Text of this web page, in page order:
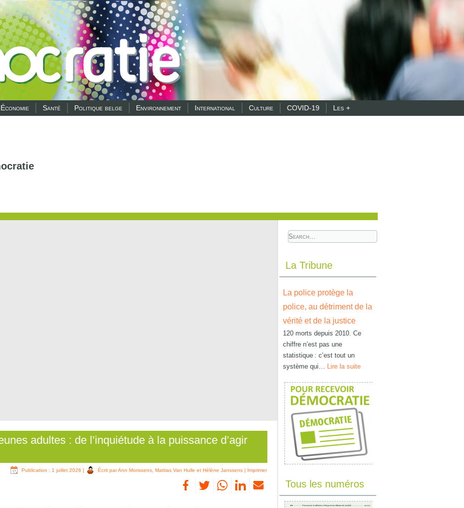
Économie Santé Politique belge Environnement International Culture COVID-19 Les +
adultes : de l’inquiétude à la puissance d’agir
Publication : 1 juillet 2026 | Écrit par Ann Morissens, Mattias Van Hulle et Hélène Janssens | Imprimer
La Tribune
La police protège la
police, au détriment de la
vérité et de la justice
120 morts depuis 2010. Ce
chiffre n’est pas une
statistique : c’est tout un
système qui… Lire la suite
Tous les numéros